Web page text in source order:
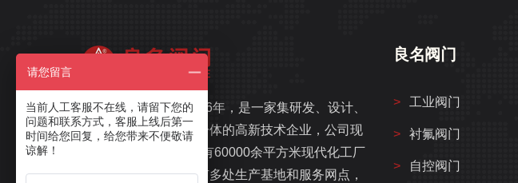
良名阀门，始建于1996年，是一家集研发、设计、
生产、销售、服务于一体的高新技术企业，公司现
注册资金1.1亿元，拥有60000余平方米现代化工厂
和办公楼，在国内拥有多处生产基地和服务网点，
良名阀门
工业阀门
衬氟阀门
自控阀门
请您留言
当前人工客服不在线，请留下您的
问题和联系方式，客服上线后第一
时间给您回复，给您带来不便敬请
谅解！